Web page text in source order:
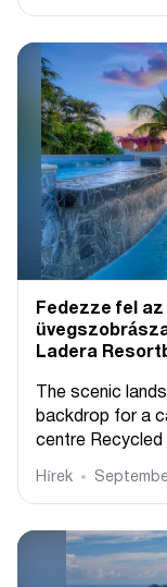
Fedezze fel
Ladera
The scenic
backdrop for a
centre Recycled
Hírek